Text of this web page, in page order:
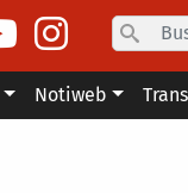
Notiweb